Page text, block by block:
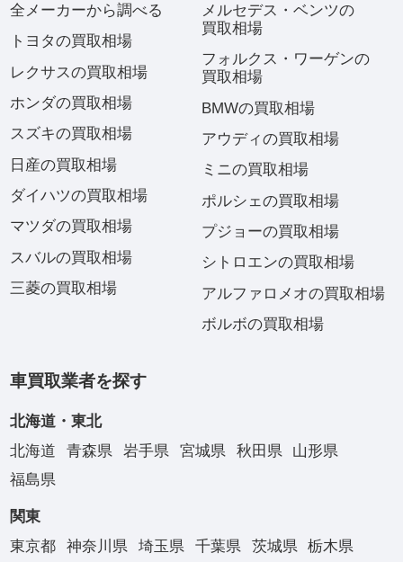
全メーカーから調べる
トヨタの買取相場
レクサスの買取相場
ホンダの買取相場
スズキの買取相場
日産の買取相場
ダイハツの買取相場
マツダの買取相場
スバルの買取相場
三菱の買取相場
メルセデス・ベンツの
買取相場
フォルクス・ワーゲンの
買取相場
BMWの買取相場
アウディの買取相場
ミニの買取相場
ポルシェの買取相場
プジョーの買取相場
シトロエンの買取相場
アルファロメオの買取相場
ボルボの買取相場
車買取業者を探す
北海道・東北
北海道
青森県 岩手県 宮城県 秋田県
山形県
福島県
関東
東京都
神奈川県 埼玉県 千葉県 茨城県
栃木県